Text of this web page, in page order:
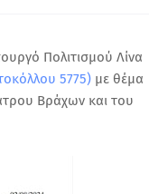
Πολιτισμού Λίνα
5775) με θέμα
Βράχων και του